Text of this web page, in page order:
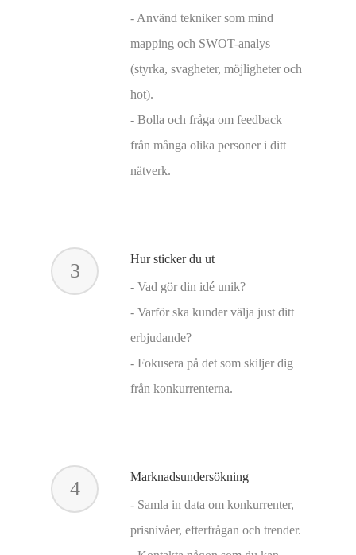
- Använd tekniker som mind
mapping och SWOT-analys
(styrka, svagheter, möjligheter och
hot).
- Bolla och fråga om feedback
från många olika personer i ditt
nätverk.
3
Hur sticker du ut
- Vad gör din idé unik?
- Varför ska kunder välja just ditt
erbjudande?
- Fokusera på det som skiljer dig
från konkurrenterna.
4
Marknadsundersökning
- Samla in data om konkurrenter,
prisnivåer, efterfrågan och trender.